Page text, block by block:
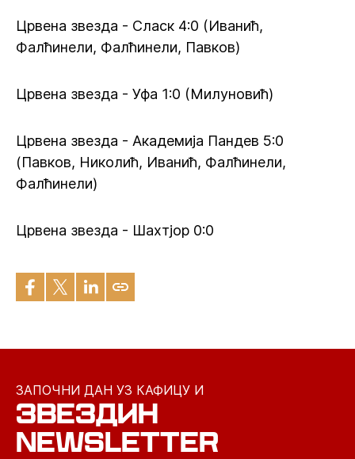
Црвена звезда - Сласк 4:0 (Иванић,
Фалћинели, Фалћинели, Павков)
Црвена звезда - Уфа 1:0 (Милуновић)
Црвена звезда - Академија Пандев 5:0
(Павков, Николић, Иванић, Фалћинели,
Фалћинели)
Црвена звезда - Шахтјор 0:0
ЗАПОЧНИ ДАН УЗ КАФИЦУ И
ЗВЕЗДИН
NEWSLETTER